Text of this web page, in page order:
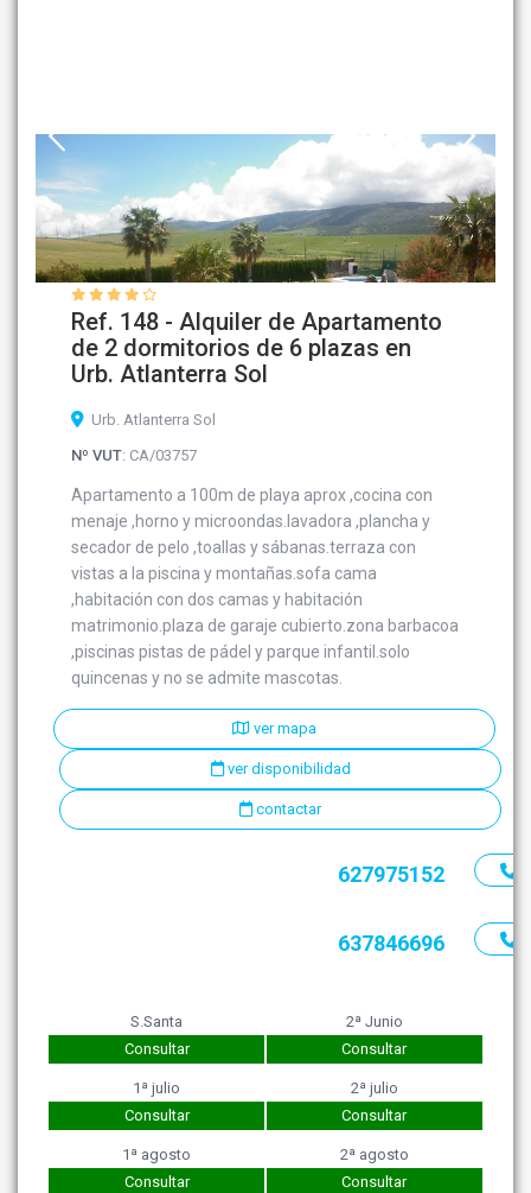
Ref. 148 - Alquiler de Apartamento
de 2 dormitorios de 6 plazas en
Urb. Atlanterra Sol
Urb. Atlanterra Sol
Nº VUT: CA/03757
Apartamento a 100m de playa aprox ,cocina con
menaje ,horno y microondas.lavadora ,plancha y
secador de pelo ,toallas y sábanas.terraza con
vistas a la piscina y montañas.sofa cama
,habitación con dos camas y habitación
matrimonio.plaza de garaje cubierto.zona barbacoa
,piscinas pistas de pádel y parque infantil.solo
quincenas y no se admite mascotas.
ver mapa
ver disponibilidad
contactar
627975152
637846696
S.Santa
Consultar
2ª Junio
Consultar
1ª julio
Consultar
2ª julio
Consultar
1ª agosto
Consultar
2ª agosto
Consultar